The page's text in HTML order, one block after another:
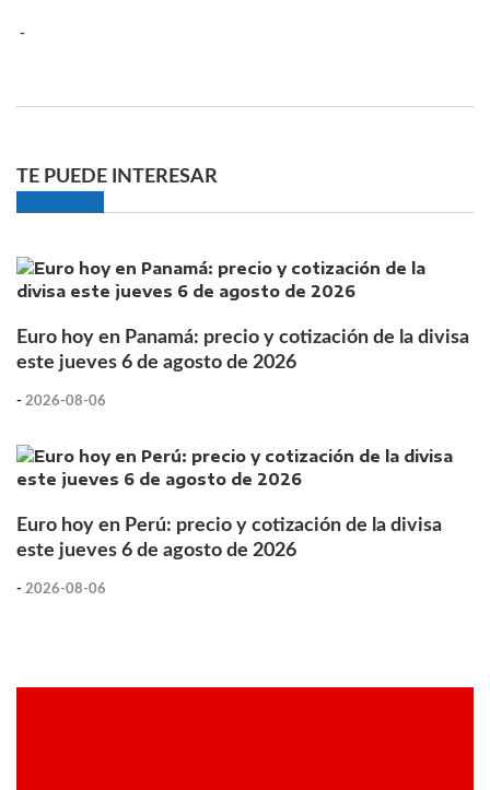
-
TE PUEDE INTERESAR
Euro hoy en Panamá: precio y cotización de la divisa
este jueves 6 de agosto de 2026
- 2026-08-06
Euro hoy en Perú: precio y cotización de la divisa
este jueves 6 de agosto de 2026
- 2026-08-06